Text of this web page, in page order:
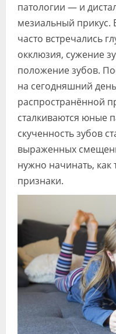
патологии — и
мезиальный прикус.
часто встречались
окклюзия, сужение
положение зубов.
на сегодняшний
распространённой
сталкиваются юные
скученность зубов
выраженных
нужно начинать,
признаки.